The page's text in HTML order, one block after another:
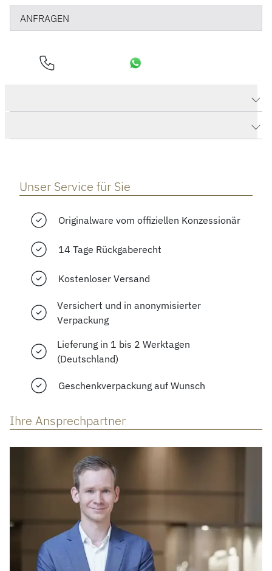
ANFRAGEN
Ihre Ansprechpartner
Unser Service für Sie
Originalware vom offiziellen Konzessionär
14 Tage Rückgaberecht
Kostenloser Versand
Versichert und in anonymisierter
Verpackung
Lieferung in 1 bis 2 Werktagen
(Deutschland)
Geschenkverpackung auf Wunsch